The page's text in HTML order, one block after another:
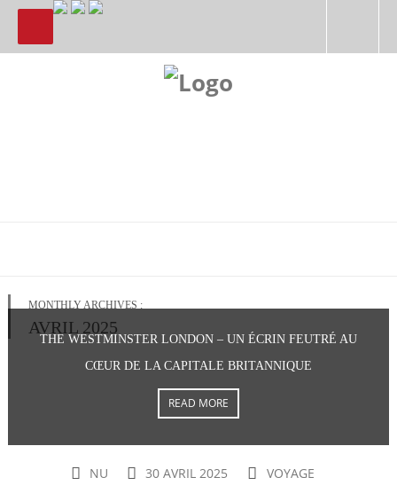
MONTHLY ARCHIVES :
AVRIL 2025
THE WESTMINSTER LONDON – UN ÉCRIN FEUTRÉ AU
CŒUR DE LA CAPITALE BRITANNIQUE
READ MORE
NU 30 AVRIL 2025 VOYAGE